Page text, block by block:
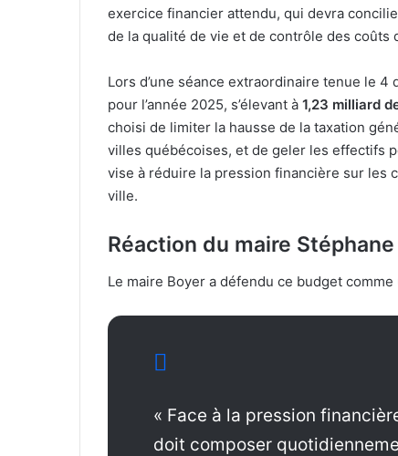
exercice financier attendu, qui devra
de la qualité de vie et de contrôle des coûts
Lors d’une séance extraordinaire tenue le
pour l’année 2025, s’élevant à 1,23 milliard
choisi de limiter la hausse de la taxation
villes québécoises, et de geler les effectifs
vise à réduire la pression financière sur les
ville.
Réaction du maire
Le maire Boyer a défendu ce budget
« Face à la pression
doit composer